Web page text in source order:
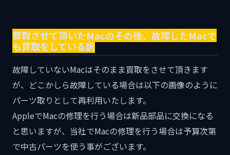
買取させて頂いたMacのその後、故障したMacで
も買取をしている訳
故障していないMacはそのまま買取をさせて頂きます
が、どこかしら故障している場合は以下の画像のように
パーツ取りとして再利用いたします。
AppleでMacの修理を行う場合は新品部品に交換になる
と思いますが、当社でMacの修理を行う場合は予算次第
で中古パーツを使う事がございます。